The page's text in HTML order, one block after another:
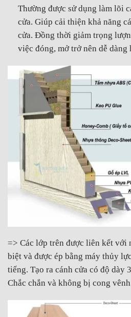
Thường được sử dụng làm lõi
cửa. Giúp cải thiện khả năng
cửa. Đồng thời giảm trọng
việc đóng, mở trở nên dễ dàng
=> Các lớp trên được liên kết với
biệt và được ép bằng máy thủy
tiếng. Tạo ra cánh cửa có độ dày
Chắc chắn và không bị cong